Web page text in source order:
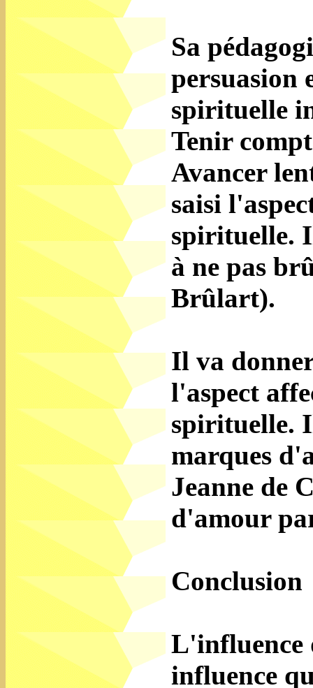
Sa
persuasion
spirituelle
Tenir
Avancer
saisi
spirituelle.
à ne pas
Brûlart).
Il va
l'aspect
spirituelle.
marques
Jeanne de
d'amour
Conclusion
L'influence
influence